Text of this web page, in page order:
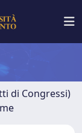
di Congressi)